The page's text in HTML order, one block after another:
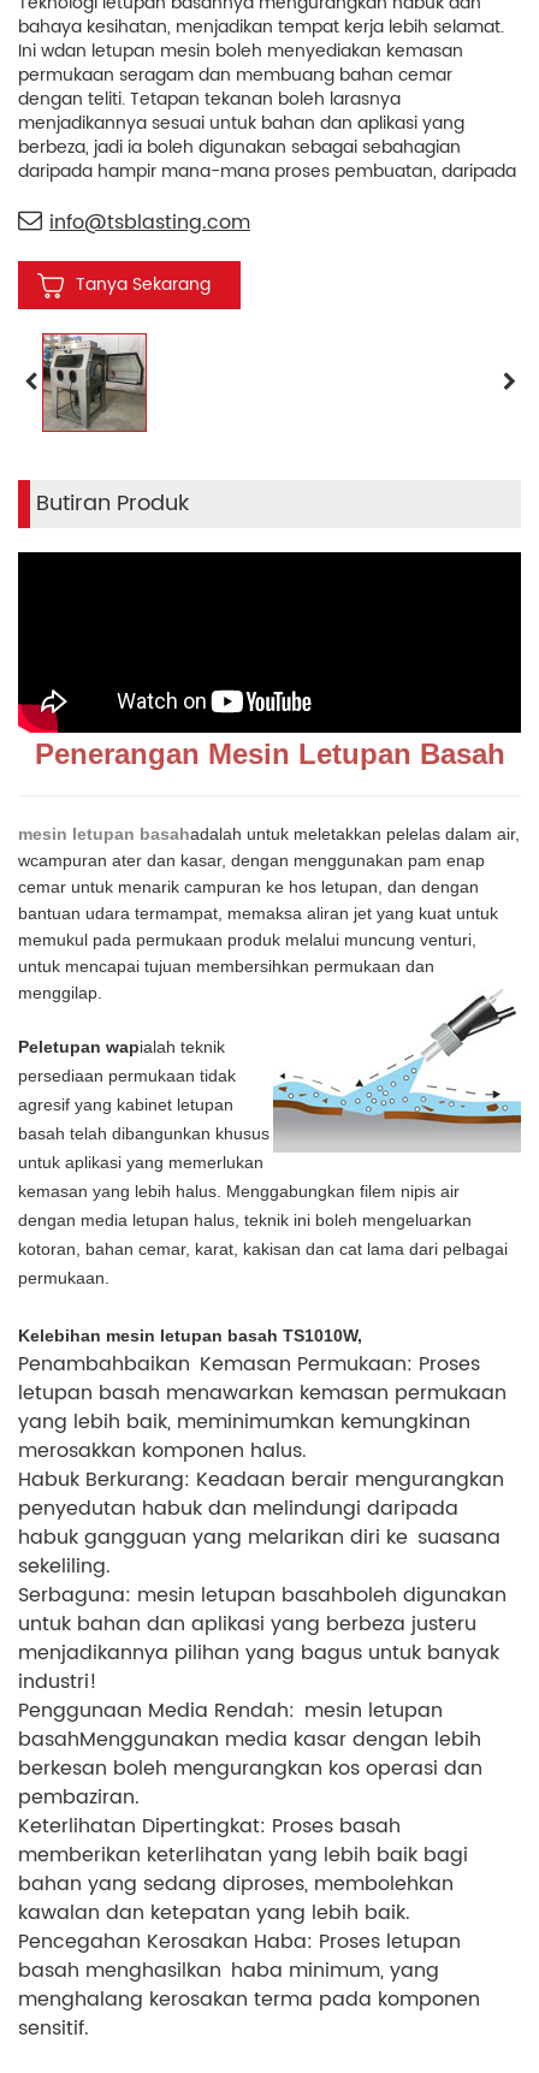
bahaya kesihatan, menjadikan tempat kerja lebih selamat.
Ini wdan letupan mesin boleh menyediakan kemasan
permukaan seragam dan membuang bahan cemar
dengan teliti. Tetapan tekanan boleh larasnya
menjadikannya sesuai untuk bahan dan aplikasi yang
berbeza, jadi ia boleh digunakan sebagai sebahagian
daripada hampir mana-mana proses pembuatan, daripada
Mesin Letupan Basah TS1010W juga mempunyai reka bentuk
kualiti yang tahan lama dan penggunaan yang selesa,
menjadikannya pilihan yang boleh dipercayai dalam aplikasi
letupan basah juga.
info@tsblasting.com
Tanya Sekarang
Butiran Produk
Penerangan Mesin Letupan Basah
mesin letupan basahadalah untuk meletakkan pelelas dalam air,
wcampuran ater dan kasar, dengan menggunakan pam enap
cemar untuk menarik campuran ke hos letupan, dan dengan
bantuan udara termampat, memaksa aliran jet yang kuat untuk
memukul pada permukaan produk melalui muncung venturi,
untuk mencapai tujuan membersihkan permukaan dan
menggilap.
Peletupan wapialah teknik
persediaan permukaan tidak
agresif yang kabinet letupan
basah telah dibangunkan khusus
untuk aplikasi yang memerlukan
kemasan yang lebih halus. Menggabungkan filem nipis air
dengan media letupan halus, teknik ini boleh mengeluarkan
kotoran, bahan cemar, karat, kakisan dan cat lama dari pelbagai
permukaan.
Kelebihan mesin letupan basah TS1010W,
Penambahbaikan Kemasan Permukaan: Proses
letupan basah menawarkan kemasan permukaan
yang lebih baik, meminimumkan kemungkinan
merosakkan komponen halus.
Habuk Berkurang: Keadaan berair mengurangkan
penyedutan habuk dan melindungi daripada
habuk gangguan yang melarikan diri ke suasana
sekeliling.
Serbaguna: mesin letupan basahboleh digunakan
untuk bahan dan aplikasi yang berbeza justeru
menjadikannya pilihan yang bagus untuk banyak
industri!
Penggunaan Media Rendah: mesin letupan
basahMenggunakan media kasar dengan lebih
berkesan boleh mengurangkan kos operasi dan
pembaziran.
Keterlihatan Dipertingkat: Proses basah
memberikan keterlihatan yang lebih baik bagi
bahan yang sedang diproses, membolehkan
kawalan dan ketepatan yang lebih baik.
Pencegahan Kerosakan Haba: Proses letupan
basah menghasilkan haba minimum, yang
menghalang kerosakan terma pada komponen
sensitif.